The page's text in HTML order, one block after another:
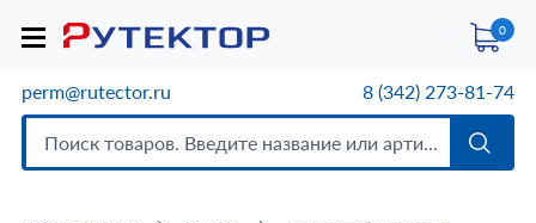
0
perm@rutector.ru 8 (342) 273-81-74